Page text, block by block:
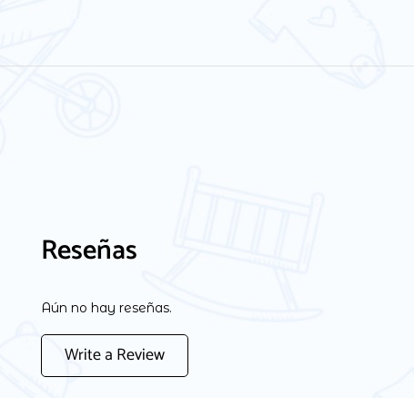
Reseñas
Aún no hay reseñas.
Write a Review